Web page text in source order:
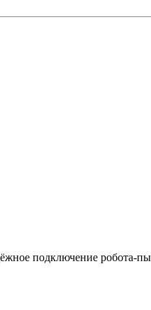
подключение робота-